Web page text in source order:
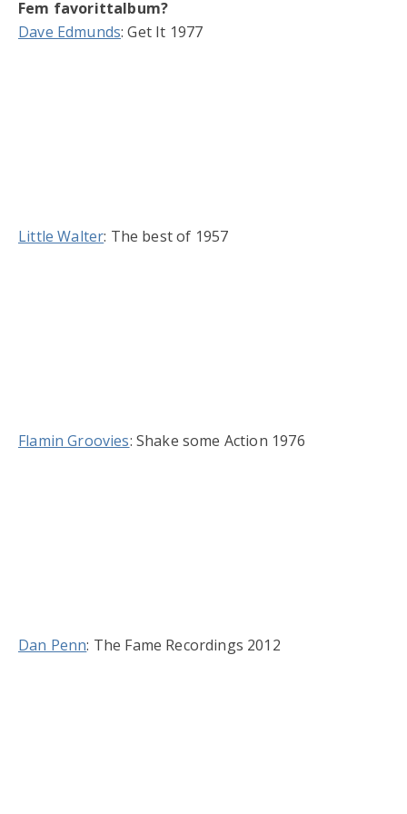
Fem favorittalbum?
Dave Edmunds: Get It 1977
Little Walter: The best of 1957
Flamin Groovies: Shake some Action 1976
Dan Penn: The Fame Recordings 2012